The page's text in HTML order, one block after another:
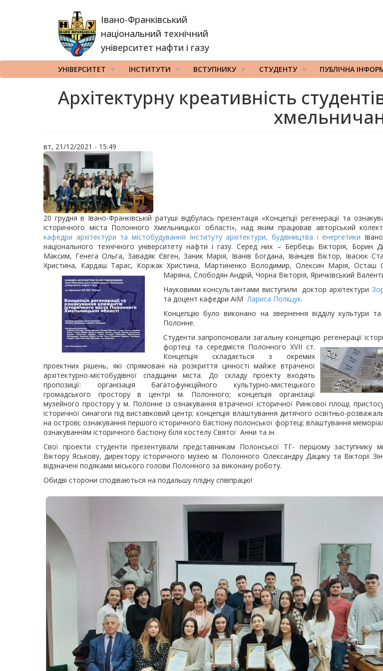
Івано-Франківський
національний технічний
університет нафти і газу
УНІВЕРСИТЕТ ІНСТИТУТИ ВСТУПНИКУ СТУДЕНТУ ПУБЛІЧНА
Архітектурну креативність
вт, 21/12/2021 - 15:49
20 грудня в Івано-Франківській ратуші відбулась презентація «Концепції регенерації та
історичного міста Полонного Хмельницької області», над яким працював авторський
кафедри архітектури та містобудування Інституту архітектури, будівництва і енергетики
національного технічного університету нафти і газу. Серед них – Бербець Вікторія, Борин
Максим, Генега Ольга, Завадяк Євген, Заник Марія, Іванів Богдана, Іванцев Віктор, Івасюк
Христина, Кардаш Тарас, Коржак Христина, Мартиненко Володимир, Олексин Марія, Осташ
Маряна, Слободян Андрій, Чорна Вікторія, Яричківський
Науковими консультантами виступили доктор архітектури
та доцент кафедри АіМЛариса Поліщук.
Концепцію було виконано на звернення відділу культури
Полонне.
Студенти запропоновали загальну концепцію регенерації
фортеці та середмістя Полонного XVII ст.
Концепція складається з окремих
проектних рішень, які спрямовані на розкриття цінності майже втраченої
архітектурно-містобудівної спадщини міста. До складу проекту входять
пропозиції: організація багатофункційного культурно-мистецького
громадського простору в центрі м. Полонного; концепція організації
музейного простору у м. Полонне із ознакування втраченої історичної Ринкової площі;
історичної синагоги під виставковий центр; концепція влаштування дитячого освітньо-
на острові; ознакування першого історичного бастіону полонської фортеці; влаштування
ознакуванням історичного бастіону біля костелу Святої Анни та ін.
Свої проекти студенти презентували представникам Полонської ТГ- першому заступнику
Віктору Яськову, директору історичного музею м. Полонного Олександру Дацику та Вікторії
відзначені подяками міського голови Полонного за виконану роботу.
Обидві сторони сподіваються на подальшу плідну співпрацю!